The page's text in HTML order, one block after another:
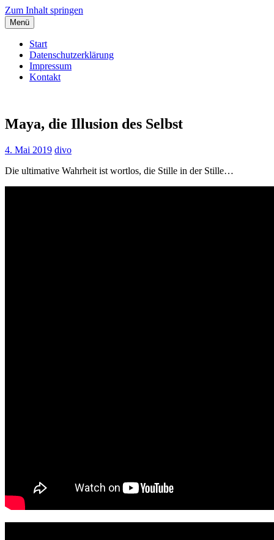
Zum Inhalt springen
Menü
Start
Datenschutzerklärung
Impressum
Kontakt
Dieter Vollmuth
Dem Leben lauschen…
Maya, die Illusion des Selbst
4. Mai 2019 divo
Die ultimative Wahrheit ist wortlos, die Stille in der Stille…